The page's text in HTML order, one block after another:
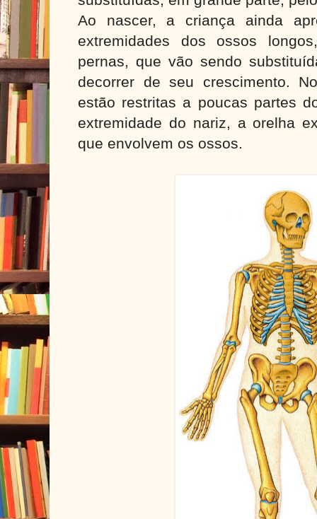
Ao nascer, a criança ainda
extremidades dos ossos
pernas, que vão sendo
decorrer de seu crescimento.
estão restritas a poucas partes
extremidade do nariz, a orelha
que envolvem os ossos.